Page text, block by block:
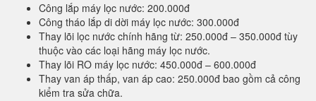
Công lắp máy lọc nước: 200.000đ
Công tháo lắp di dời máy lọc nước: 300.000đ
Thay lõi lọc nước chính hãng từ: 250.000đ – 350.000đ tùy
thuộc vào các loại hãng máy lọc nước.
Thay lõi RO máy lọc nước: 450.000đ – 600.000đ
Thay van áp thấp, van áp cao: 250.000đ bao gồm cả công
kiểm tra sửa chữa.